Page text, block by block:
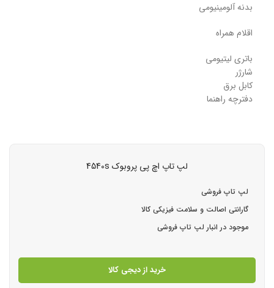
بدنه آلومینیومی
اقلام همراه
باتری لیتیومی
شارژر
کابل برق
دفترچه راهنما
لپ تاپ اچ پی پروبوک 4540s
لپ تاپ فروشی
گارانتی اصالت و سلامت فیزیکی کالا
موجود در انبار لپ تاپ فروشی
خرید از دیجی کالا